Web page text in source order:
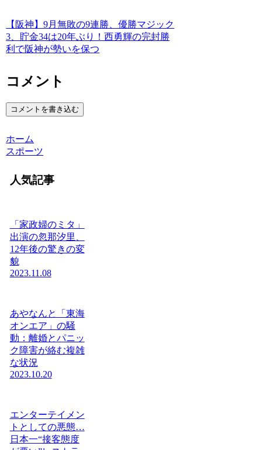
【阪神】9月無敗の9連勝、優勝マジック
3、貯金34は20年ぶり！西勇輝の完封勝
利で阪神が勢いを保つ
コメント
コメントを書き込む
ホーム
スポーツ
人気記事
「家政婦のミタ」
出演の忽那汐里、
12年後の驚きの変
貌
2023.11.08
あやなんと「東海
オンエア」の騒
動：離婚とパニッ
ク障害が絡む複雑
な状況
2023.10.20
エンターテイメン
トとしての悪態…
日本一“接客態度